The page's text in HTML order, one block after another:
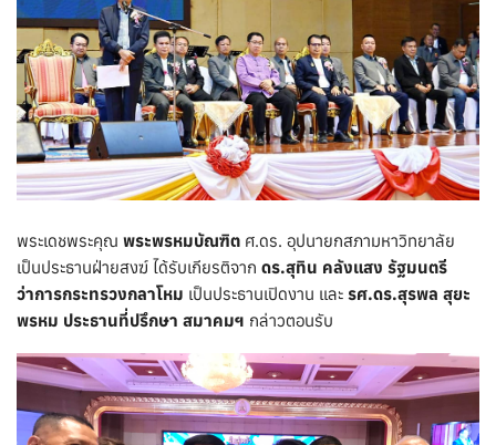
พระเดชพระคุณ พระพรหมบัณฑิต ศ.ดร. อุปนายกสภามหาวิทยาลัย
เป็นประธานฝ่ายสงฆ์ ได้รับเกียรติจาก ดร.สุทิน คลังแสง รัฐมนตรี
ว่าการกระทรวงกลาโหม เป็นประธานเปิดงาน และ รศ.ดร.สุรพล สุยะ
พรหม ประธานที่ปรึกษา สมาคมฯ กล่าวตอนรับ